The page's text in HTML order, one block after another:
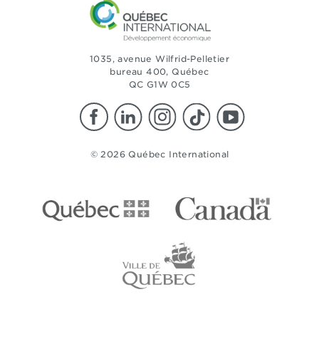
1035, avenue Wilfrid-Pelletier
bureau 400, Québec
QC G1W 0C5
© 2026 Québec International